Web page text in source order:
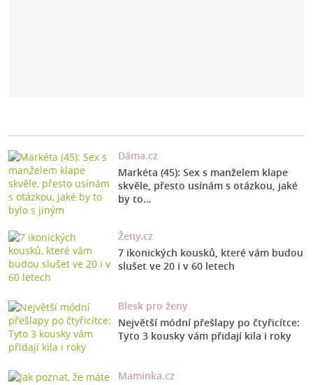
Dáma.cz
Markéta (45): Sex s manželem klape
skvěle, přesto usínám s otázkou, jaké
by to…
Ženy.cz
7 ikonických kousků, které vám budou
slušet ve 20 i v 60 letech
Blesk pro ženy
Největší módní přešlapy po čtyřicítce:
Tyto 3 kousky vám přidají kila i roky
Maminka.cz